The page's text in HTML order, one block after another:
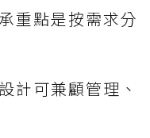
重點是按需求分
計可兼顧管理、